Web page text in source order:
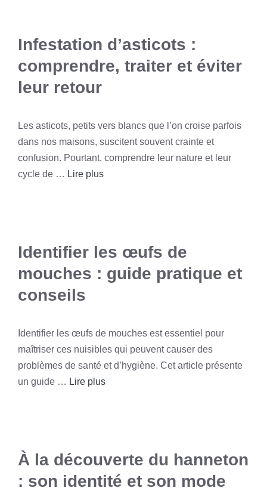
Infestation d’asticots :
comprendre, traiter et éviter
leur retour
Les asticots, petits vers blancs que l’on croise parfois
dans nos maisons, suscitent souvent crainte et
confusion. Pourtant, comprendre leur nature et leur
cycle de … Lire plus
Identifier les œufs de
mouches : guide pratique et
conseils
Identifier les œufs de mouches est essentiel pour
maîtriser ces nuisibles qui peuvent causer des
problèmes de santé et d’hygiène. Cet article présente
un guide … Lire plus
À la découverte du hanneton
: son identité et son mode